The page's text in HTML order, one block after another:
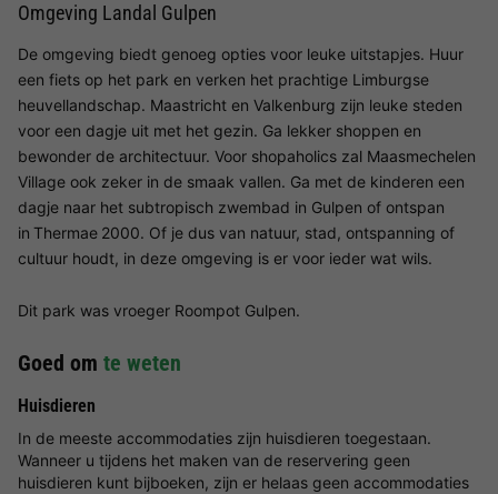
Omgeving Landal Gulpen
De omgeving biedt genoeg opties voor leuke uitstapjes. Huur
een fiets op het park en verken het prachtige Limburgse
heuvellandschap. Maastricht en Valkenburg zijn leuke steden
voor een dagje uit met het gezin. Ga lekker shoppen en
bewonder de architectuur. Voor shopaholics zal Maasmechelen
Village ook zeker in de smaak vallen. Ga met de kinderen een
dagje naar het subtropisch zwembad in Gulpen of ontspan
in Thermae 2000. Of je dus van natuur, stad, ontspanning of
cultuur houdt, in deze omgeving is er voor ieder wat wils.
Dit park was vroeger Roompot Gulpen.
Goed om te weten
Huisdieren
In de meeste accommodaties zijn huisdieren toegestaan.
Wanneer u tijdens het maken van de reservering geen
huisdieren kunt bijboeken, zijn er helaas geen accommodaties